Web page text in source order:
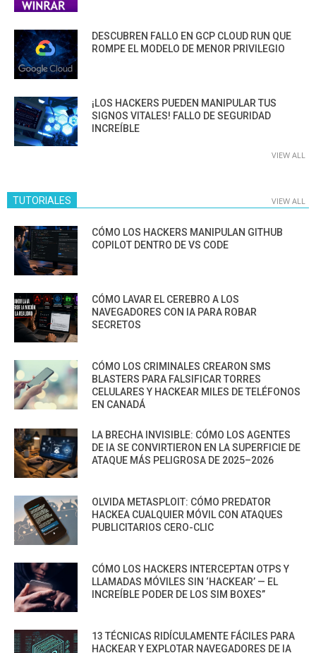
DESCUBREN FALLO EN GCP CLOUD RUN QUE
ROMPE EL MODELO DE MENOR PRIVILEGIO
¡LOS HACKERS PUEDEN MANIPULAR TUS
SIGNOS VITALES! FALLO DE SEGURIDAD
INCREÍBLE
VIEW ALL
TUTORIALES VIEW ALL
CÓMO LOS HACKERS MANIPULAN GITHUB
COPILOT DENTRO DE VS CODE
CÓMO LAVAR EL CEREBRO A LOS
NAVEGADORES CON IA PARA ROBAR
SECRETOS
CÓMO LOS CRIMINALES CREARON SMS
BLASTERS PARA FALSIFICAR TORRES
CELULARES Y HACKEAR MILES DE TELÉFONOS
EN CANADÁ
LA BRECHA INVISIBLE: CÓMO LOS AGENTES
DE IA SE CONVIRTIERON EN LA SUPERFICIE DE
ATAQUE MÁS PELIGROSA DE 2025–2026
OLVIDA METASPLOIT: CÓMO PREDATOR
HACKEA CUALQUIER MÓVIL CON ATAQUES
PUBLICITARIOS CERO-CLIC
CÓMO LOS HACKERS INTERCEPTAN OTPS Y
LLAMADAS MÓVILES SIN ‘HACKEAR’ — EL
INCREÍBLE PODER DE LOS SIM BOXES”
13 TÉCNICAS RIDÍCULAMENTE FÁCILES PARA
HACKEAR Y EXPLOTAR NAVEGADORES DE IA